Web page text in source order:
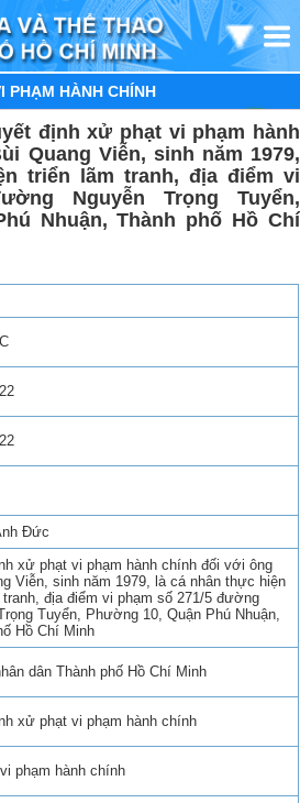
PHẠM HÀNH CHÍNH
định xử phạt vi phạm hành
Quang Viễn, sinh năm 1979,
triển lãm tranh, địa điểm vi
Nguyễn Trọng Tuyển,
Nhuận, Thành phố Hồ Chí
Đức
xử phạt vi phạm hành chính đối với ông
Viễn, sinh năm 1979, là cá nhân thực hiện
tranh, địa điểm vi phạm số 271/5 đường
Tuyển, Phường 10, Quận Phú Nhuận,
Hồ Chí Minh
dân Thành phố Hồ Chí Minh
xử phạt vi phạm hành chính
phạm hành chính